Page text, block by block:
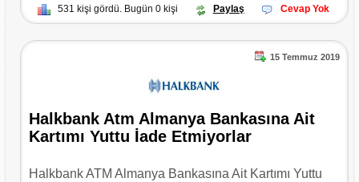
531 kişi gördü. Bugün 0 kişi Paylaş Cevap Yok
15 Temmuz 2019
Halkbank Atm Almanya Bankasına Ait
Kartımı Yuttu İade Etmiyorlar
Halkbank ATM Almanya Bankasına Ait Kartımı Yuttu